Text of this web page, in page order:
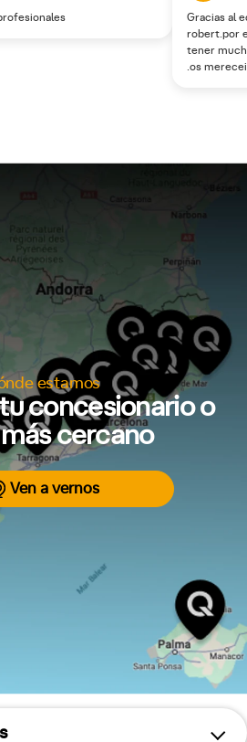
Gracias al
robert.por
tener
.os
estamos
concesionario o
cercano
Ven a vernos